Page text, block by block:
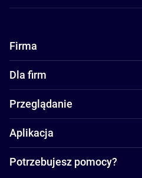
Firma
Dla firm
Przeglądanie
Aplikacja
Potrzebujesz pomocy?